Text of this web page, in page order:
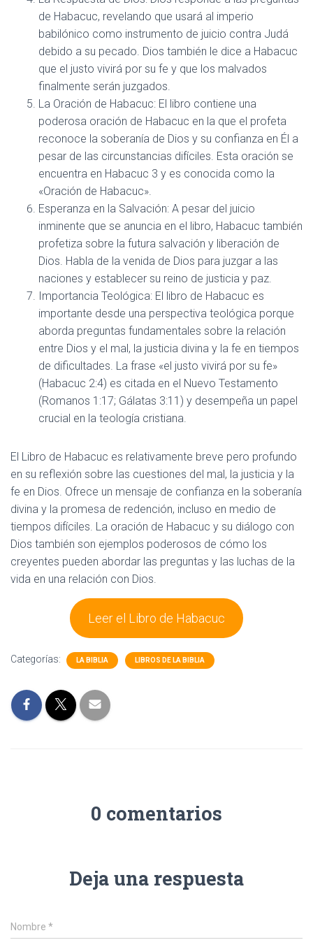
de Habacuc, revelando que usará al imperio
babilónico como instrumento de juicio contra Judá
debido a su pecado. Dios también le dice a Habacuc
que el justo vivirá por su fe y que los malvados
finalmente serán juzgados.
La Oración de Habacuc: El libro contiene una
poderosa oración de Habacuc en la que el profeta
reconoce la soberanía de Dios y su confianza en Él a
pesar de las circunstancias difíciles. Esta oración se
encuentra en Habacuc 3 y es conocida como la
«Oración de Habacuc».
Esperanza en la Salvación: A pesar del juicio
inminente que se anuncia en el libro, Habacuc también
profetiza sobre la futura salvación y liberación de
Dios. Habla de la venida de Dios para juzgar a las
naciones y establecer su reino de justicia y paz.
Importancia Teológica: El libro de Habacuc es
importante desde una perspectiva teológica porque
aborda preguntas fundamentales sobre la relación
entre Dios y el mal, la justicia divina y la fe en tiempos
de dificultades. La frase «el justo vivirá por su fe»
(Habacuc 2:4) es citada en el Nuevo Testamento
(Romanos 1:17; Gálatas 3:11) y desempeña un papel
crucial en la teología cristiana.
El Libro de Habacuc es relativamente breve pero profundo
en su reflexión sobre las cuestiones del mal, la justicia y la
fe en Dios. Ofrece un mensaje de confianza en la soberanía
divina y la promesa de redención, incluso en medio de
tiempos difíciles. La oración de Habacuc y su diálogo con
Dios también son ejemplos poderosos de cómo los
creyentes pueden abordar las preguntas y las luchas de la
vida en una relación con Dios.
Leer el Libro de Habacuc
Categorías: LA BIBLIA LIBROS DE LA BIBLIA
0 comentarios
Deja una respuesta
Nombre *